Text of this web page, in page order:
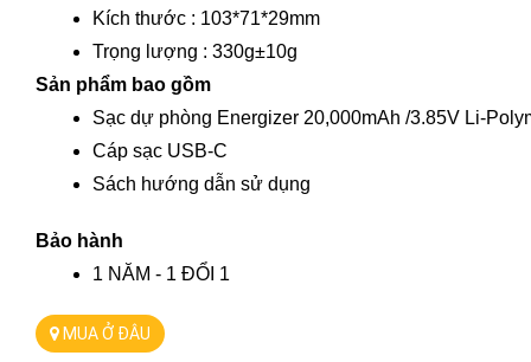
Kích thước : 103*71*29mm
Trọng lượng : 330g±10g
Sản phẩm bao gồm
Sạc dự phòng Energizer 20,000mAh /3.85V Li-
Cáp sạc USB-C
Sách hướng dẫn sử dụng
Bảo hành
1 NĂM - 1 ĐỔI 1
MUA Ở ĐÂU